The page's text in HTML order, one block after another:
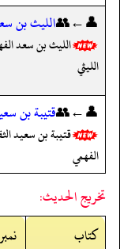
👤←👥الليث بن
الليث بن سعد
الليثي
👤←👥قتيبة بن
قتيبة بن سعيد
الفهمي
تخريج الحديث:
کتاب